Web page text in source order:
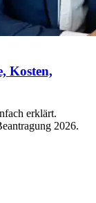
Kosten,
erklärt.
2026.